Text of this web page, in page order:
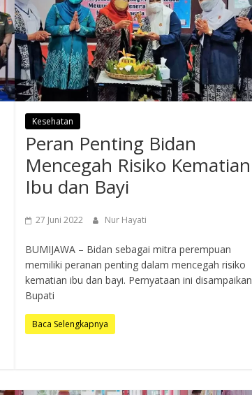
Kesehatan
Peran Penting Bidan
Mencegah Risiko Kematian
Ibu dan Bayi
27 Juni 2022 Nur Hayati
BUMIJAWA – Bidan sebagai mitra perempuan
memiliki peranan penting dalam mencegah risiko
kematian ibu dan bayi. Pernyataan ini disampaikan
Bupati
Baca Selengkapnya